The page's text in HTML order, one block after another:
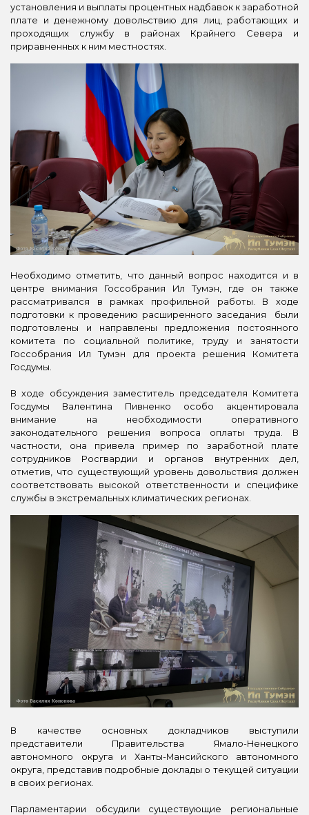
установления и выплаты процентных надбавок к заработной
плате и денежному довольствию для лиц, работающих и
проходящих службу в районах Крайнего Севера и
приравненных к ним местностях.
Необходимо отметить, что данный вопрос находится и в
центре внимания Госсобрания Ил Тумэн, где он также
рассматривался в рамках профильной работы. В ходе
подготовки к проведению расширенного заседания были
подготовлены и направлены предложения постоянного
комитета по социальной политике, труду и занятости
Госсобрания Ил Тумэн для проекта решения Комитета
Госдумы.
В ходе обсуждения заместитель председателя Комитета
Госдумы Валентина Пивненко особо акцентировала
внимание на необходимости оперативного
законодательного решения вопроса оплаты труда. В
частности, она привела пример по заработной плате
сотрудников Росгвардии и органов внутренних дел,
отметив, что существующий уровень довольствия должен
соответствовать высокой ответственности и специфике
службы в экстремальных климатических регионах.
В качестве основных докладчиков выступили
представители Правительства Ямало-Ненецкого
автономного округа и Ханты-Мансийского автономного
округа, представив подробные доклады о текущей ситуации
в своих регионах.
Парламентарии обсудили существующие региональные